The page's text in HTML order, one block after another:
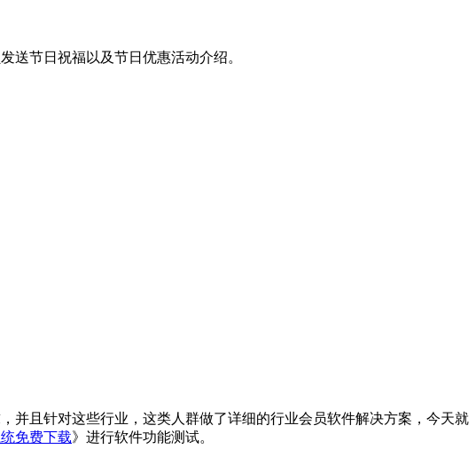
送节日祝福以及节日优惠活动介绍。
并且针对这些行业，这类人群做了详细的行业会员软件解决方案，今天就
免费下载》进行软件功能测试。